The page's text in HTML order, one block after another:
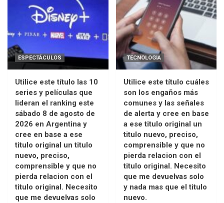
ESPECTÁCULOS
Utilice este título las 10
series y películas que
lideran el ranking este
sábado 8 de agosto de
2026 en Argentina y
cree en base a ese
titulo original un titulo
nuevo, preciso,
comprensible y que no
pierda relacion con el
titulo original. Necesito
que me devuelvas solo
TECNOLOGIA
Utilice este título cuáles
son los engaños más
comunes y las señales
de alerta y cree en base
a ese titulo original un
titulo nuevo, preciso,
comprensible y que no
pierda relacion con el
titulo original. Necesito
que me devuelvas solo
y nada mas que el titulo
nuevo.